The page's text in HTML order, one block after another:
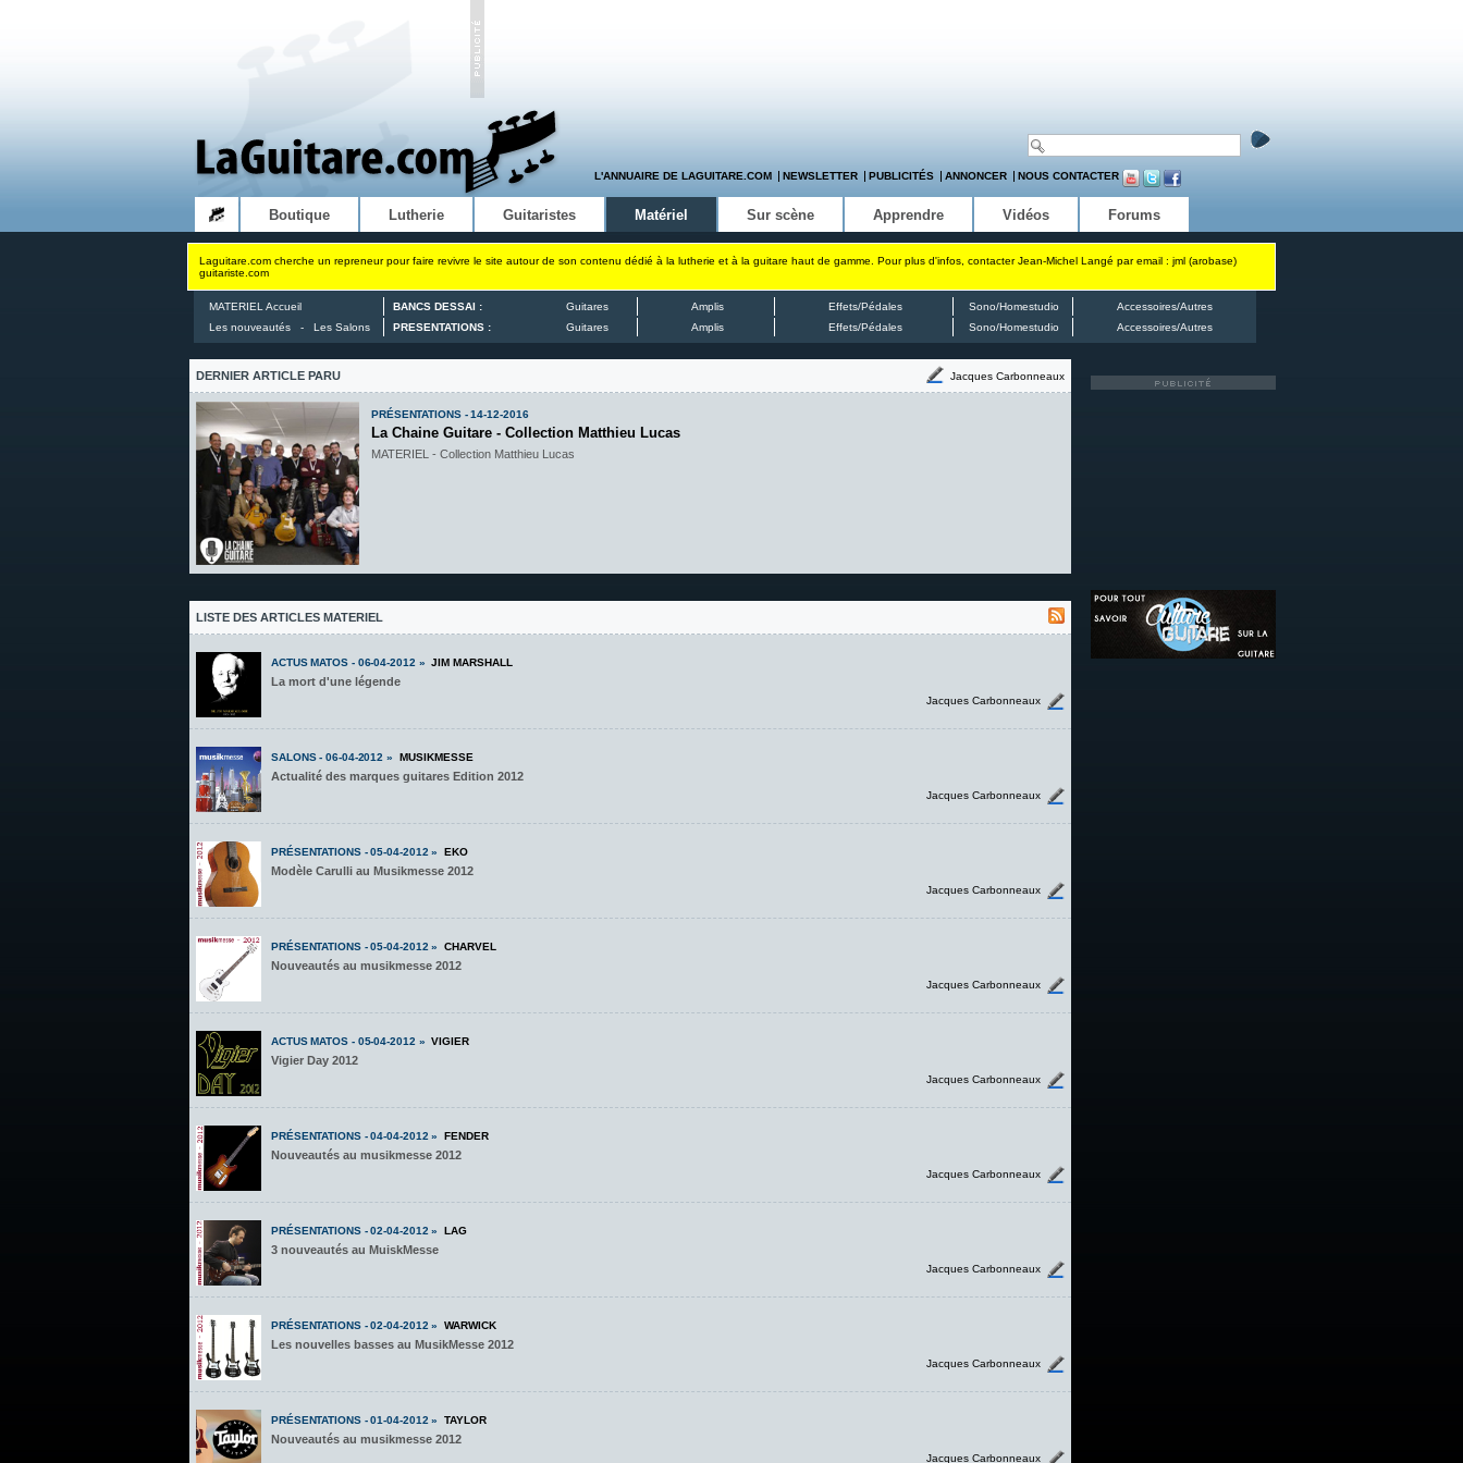
L'ANNUAIRE DE LAGUITARE.COM NEWSLETTER PUBLICITÉS ANNONCER NOUS CONTACTER
Boutique Lutherie Guitaristes Matériel Sur scène Apprendre Vidéos Forums
Laguitare.com cherche un repreneur pour faire revivre le site autour de son contenu dédié à la lutherie et à la guitare haut de gamme. Pour plus d'infos, contacter Jean-Michel Langé par email : jml (arobase)
guitariste.com
MATERIEL Accueil BANCS DESSAI : Guitares Amplis Effets/Pédales Sono/Homestudio
Accessoires/Autres
Les nouveautés
- Les Salons PRESENTATIONS : Guitares Amplis Effets/Pédales Sono/Homestudio Accessoires/Autres
DERNIER ARTICLE PARU Jacques Carbonneaux
PRÉSENTATIONS - 14-12-2016
La Chaine Guitare - Collection Matthieu Lucas
MATERIEL - Collection Matthieu Lucas
LISTE DES ARTICLES MATERIEL
ACTUS MATOS - 06-04-2012 » JIM MARSHALL
La mort d'une légende
Jacques Carbonneaux
SALONS - 06-04-2012 » MUSIKMESSE
Actualité des marques guitares Edition 2012
Jacques Carbonneaux
PRÉSENTATIONS - 05-04-2012 » EKO
Modèle Carulli au Musikmesse 2012
Jacques Carbonneaux
PRÉSENTATIONS - 05-04-2012 » CHARVEL
Nouveautés au musikmesse 2012
Jacques Carbonneaux
ACTUS MATOS - 05-04-2012 » VIGIER
Vigier Day 2012
Jacques Carbonneaux
PRÉSENTATIONS - 04-04-2012 » FENDER
Nouveautés au musikmesse 2012
Jacques Carbonneaux
PRÉSENTATIONS - 02-04-2012 » LAG
3 nouveautés au MuiskMesse
Jacques Carbonneaux
PRÉSENTATIONS - 02-04-2012 » WARWICK
Les nouvelles basses au MusikMesse 2012
Jacques Carbonneaux
PRÉSENTATIONS - 01-04-2012 » TAYLOR
Nouveautés au musikmesse 2012
Jacques Carbonneaux